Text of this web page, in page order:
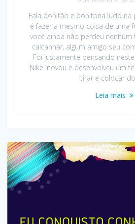
Fala bonitão e bonitonaTudo na
é fazer a mesmo coisa de uma
você ainda não perdeu
calcanhar, algum amigo seu
Foi justamente pensando
Nike inovou e desenvolveu um
tirar e colocar
Leia mais